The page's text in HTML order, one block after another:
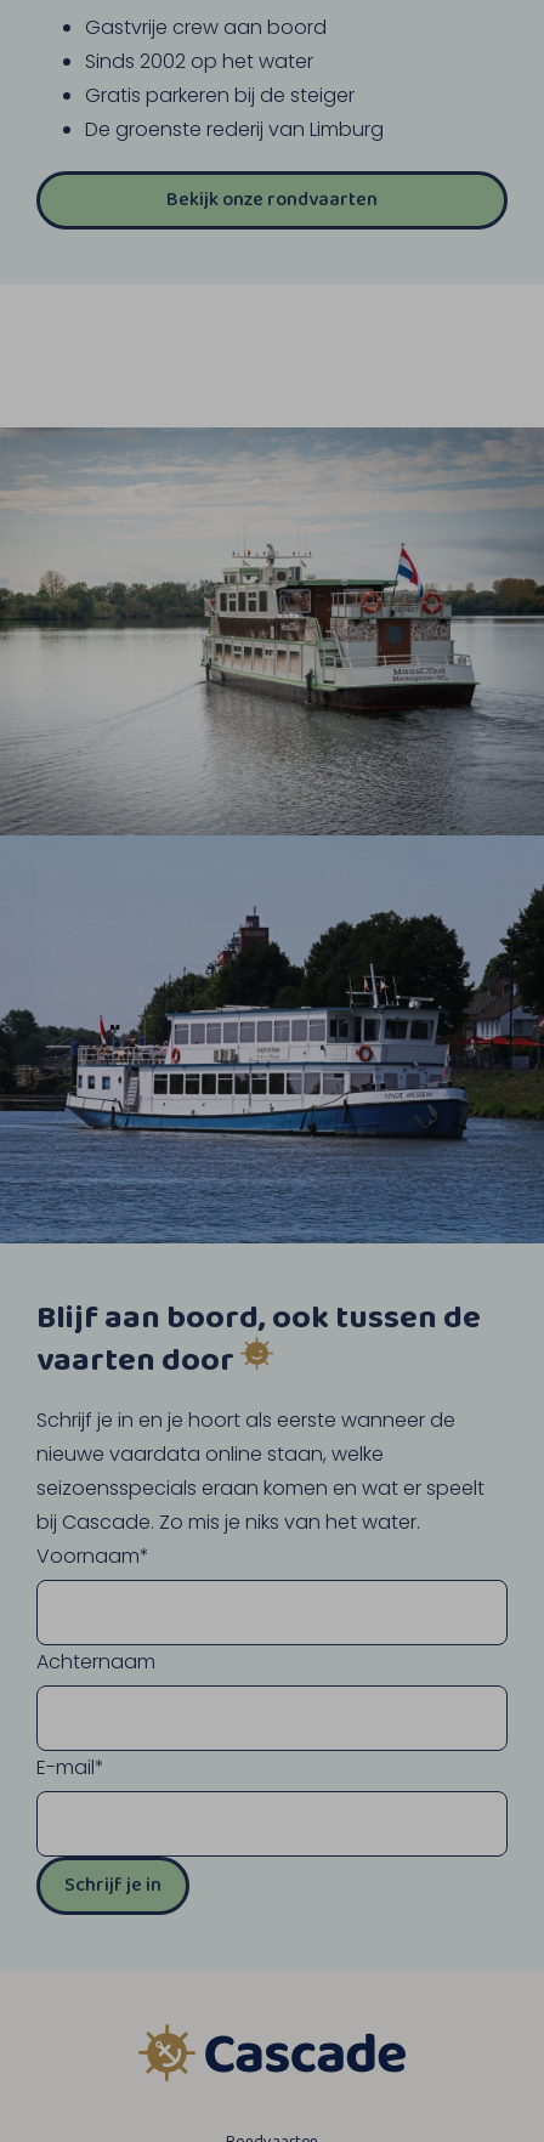
Gastvrije crew aan boord
Sinds 2002 op het water
Gratis parkeren bij de steiger
De groenste rederij van Limburg
Bekijk onze rondvaarten
Blijf aan boord, ook tussen de
vaarten door
Schrijf je in en je hoort als eerste wanneer de
nieuwe vaardata online staan, welke
seizoensspecials eraan komen en wat er speelt
bij Cascade. Zo mis je niks van het water.
Voornaam*
Achternaam
E-mail*
Schrijf je in